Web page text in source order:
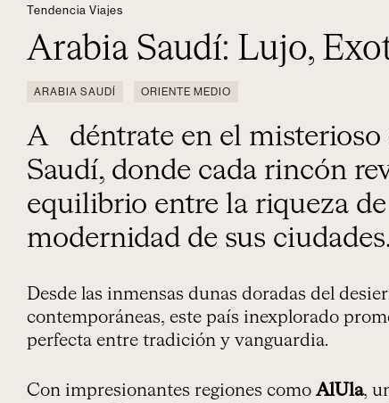
Tendencia Viajes
Arabia Saudí: Lujo,
ARABIA SAUDÍ ORIENTE MEDIO
Adéntrate en el misterioso encanto de Arabia
Saudí, donde cada rincón
equilibrio entre la riqueza
modernidad de sus ciudades.
Desde las inmensas dunas doradas del
contemporáneas, este país inexplorado
perfecta entre tradición y vanguardia.
Con impresionantes regiones como AlUla,